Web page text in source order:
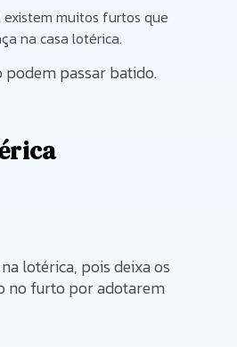
existem muitos furtos que
na casa lotérica.
podem passar batido.
lotérica, pois deixa os
no furto por adotarem